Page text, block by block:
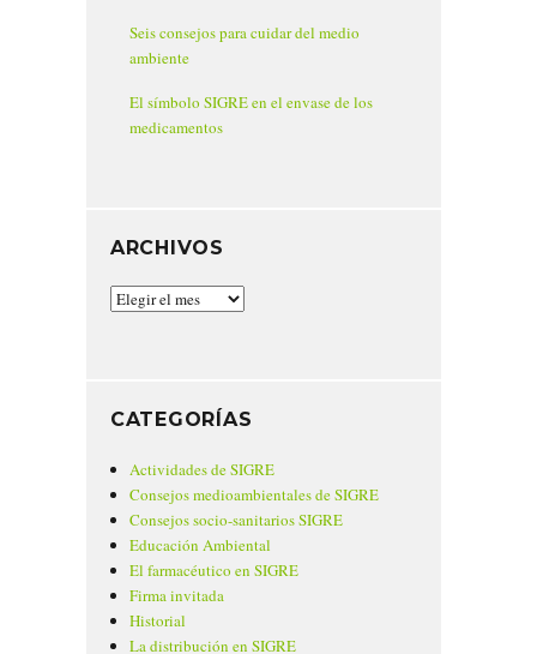
Seis consejos para cuidar del medio
ambiente
El símbolo SIGRE en el envase de los
medicamentos
ARCHIVOS
Archivos
CATEGORÍAS
Actividades de SIGRE
Consejos medioambientales de SIGRE
Consejos socio-sanitarios SIGRE
Educación Ambiental
El farmacéutico en SIGRE
Firma invitada
Historial
La distribución en SIGRE